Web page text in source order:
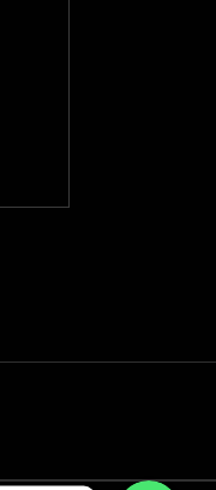
WhatsApp
WhatsApp